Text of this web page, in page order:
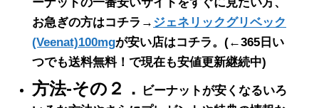
お急ぎの方はコチラ→ ジェネリックグリベック
(Veenat)100mgが安い店はコチラ。 (←365日い
つでも送料無料！で現在も安値更新継続中)
方法-その２．
ビーナットが安くなるいろ